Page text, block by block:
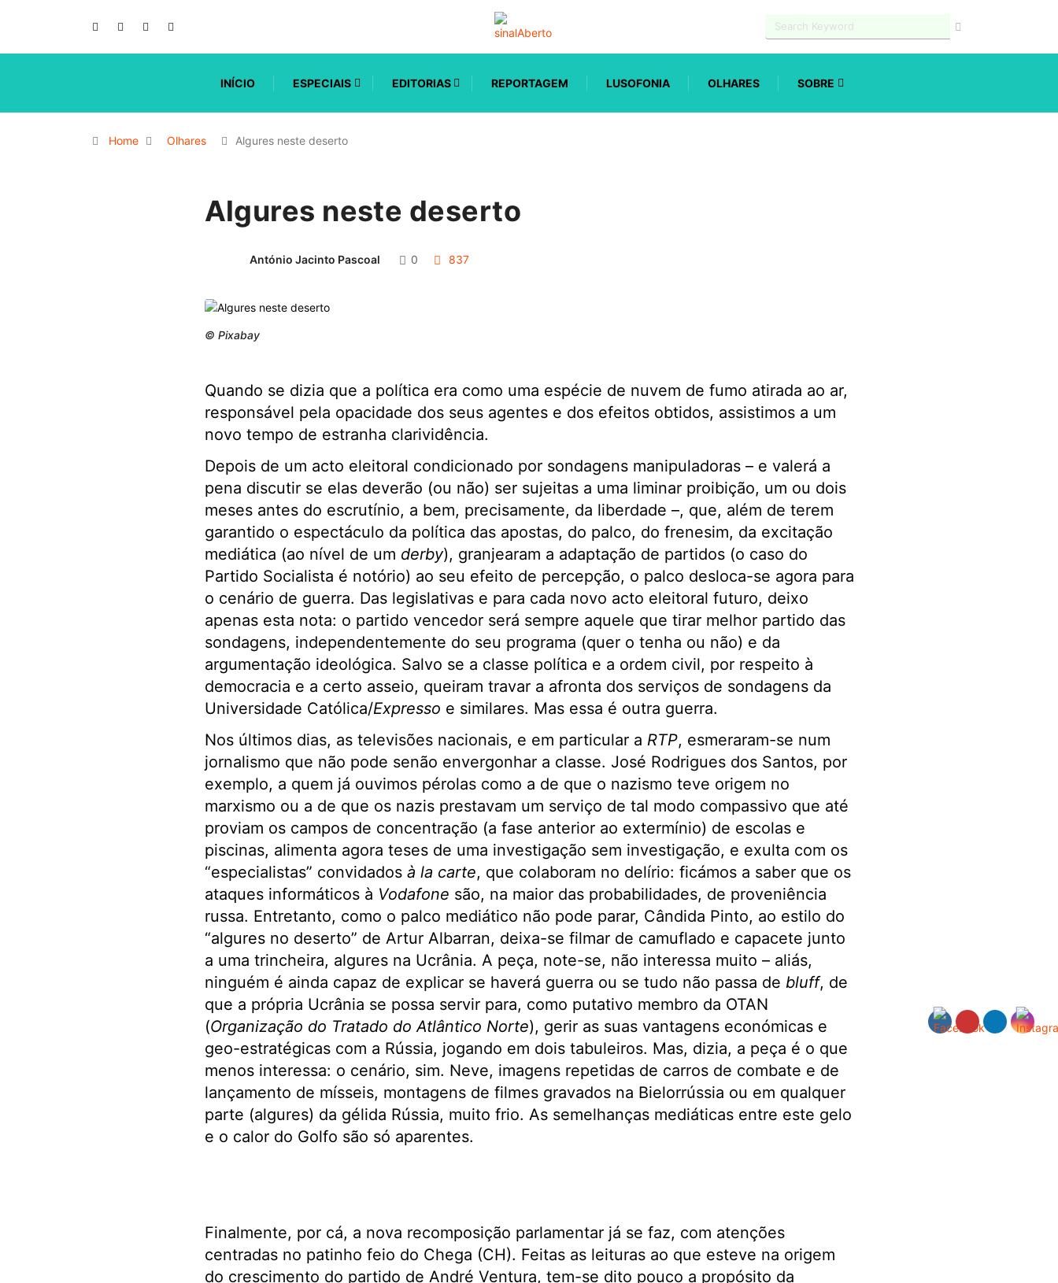
INÍCIO ESPECIAIS EDITORIAS REPORTAGEM LUSOFONIA OLHARES SOBRE
Home Olhares Algures neste deserto
Algures neste deserto
António Jacinto Pascoal 0 837
© Pixabay
Quando se dizia que a política era como uma espécie de nuvem de fumo atirada ao ar,
responsável pela opacidade dos seus agentes e dos efeitos obtidos, assistimos a um
novo tempo de estranha clarividência.
Depois de um acto eleitoral condicionado por sondagens manipuladoras – e valerá a
pena discutir se elas deverão (ou não) ser sujeitas a uma liminar proibição, um ou dois
meses antes do escrutínio, a bem, precisamente, da liberdade –, que, além de terem
garantido o espectáculo da política das apostas, do palco, do frenesim, da excitação
mediática (ao nível de um derby), granjearam a adaptação de partidos (o caso do
Partido Socialista é notório) ao seu efeito de percepção, o palco desloca-se agora para
o cenário de guerra. Das legislativas e para cada novo acto eleitoral futuro, deixo
apenas esta nota: o partido vencedor será sempre aquele que tirar melhor partido das
sondagens, independentemente do seu programa (quer o tenha ou não) e da
argumentação ideológica. Salvo se a classe política e a ordem civil, por respeito à
democracia e a certo asseio, queiram travar a afronta dos serviços de sondagens da
Universidade Católica/Expresso e similares. Mas essa é outra guerra.
Nos últimos dias, as televisões nacionais, e em particular a RTP, esmeraram-se num
jornalismo que não pode senão envergonhar a classe. José Rodrigues dos Santos, por
exemplo, a quem já ouvimos pérolas como a de que o nazismo teve origem no
marxismo ou a de que os nazis prestavam um serviço de tal modo compassivo que até
proviam os campos de concentração (a fase anterior ao extermínio) de escolas e
piscinas, alimenta agora teses de uma investigação sem investigação, e exulta com os
“especialistas” convidados à la carte, que colaboram no delírio: ficámos a saber que os
ataques informáticos à Vodafone são, na maior das probabilidades, de proveniência
russa. Entretanto, como o palco mediático não pode parar, Cândida Pinto, ao estilo do
“algures no deserto” de Artur Albarran, deixa-se filmar de camuflado e capacete junto
a uma trincheira, algures na Ucrânia. A peça, note-se, não interessa muito – aliás,
ninguém é ainda capaz de explicar se haverá guerra ou se tudo não passa de bluff, de
que a própria Ucrânia se possa servir para, como putativo membro da OTAN
(Organização do Tratado do Atlântico Norte), gerir as suas vantagens económicas e
geo-estratégicas com a Rússia, jogando em dois tabuleiros. Mas, dizia, a peça é o que
menos interessa: o cenário, sim. Neve, imagens repetidas de carros de combate e de
lançamento de mísseis, montagens de filmes gravados na Bielorrússia ou em qualquer
parte (algures) da gélida Rússia, muito frio. As semelhanças mediáticas entre este gelo
e o calor do Golfo são só aparentes.
Finalmente, por cá, a nova recomposição parlamentar já se faz, com atenções
centradas no patinho feio do Chega (CH). Feitas as leituras ao que esteve na origem
do crescimento do partido de André Ventura, tem-se dito pouco a propósito da